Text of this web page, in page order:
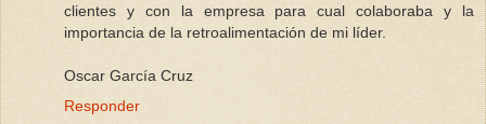
clientes y con la empresa para cual colaboraba y la
importancia de la retroalimentación de mi líder.
Oscar García Cruz
Responder